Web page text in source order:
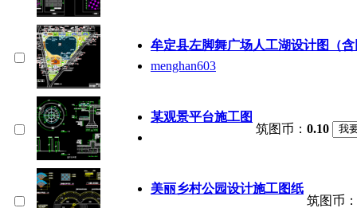
牟定县左脚舞广场人工湖设计图（
menghan603
某观景平台施工图
筑图币： 0.10
美丽乡村公园设计施工图纸
筑图币：